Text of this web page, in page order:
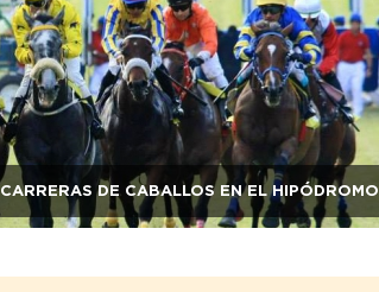
CARRERAS DE CABALLOS EN EL HIPÓDROMO